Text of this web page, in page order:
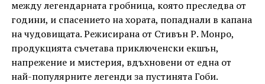
между легендарната гробница, която преследва от
години, и спасението на хората, попаднали в капана
на чудовищата. Режисирана от Стивън Р. Монро,
продукцията съчетава приключенски екшън,
напрежение и мистерия, вдъхновени от една от
най-популярните легенди за пустинята Гоби.